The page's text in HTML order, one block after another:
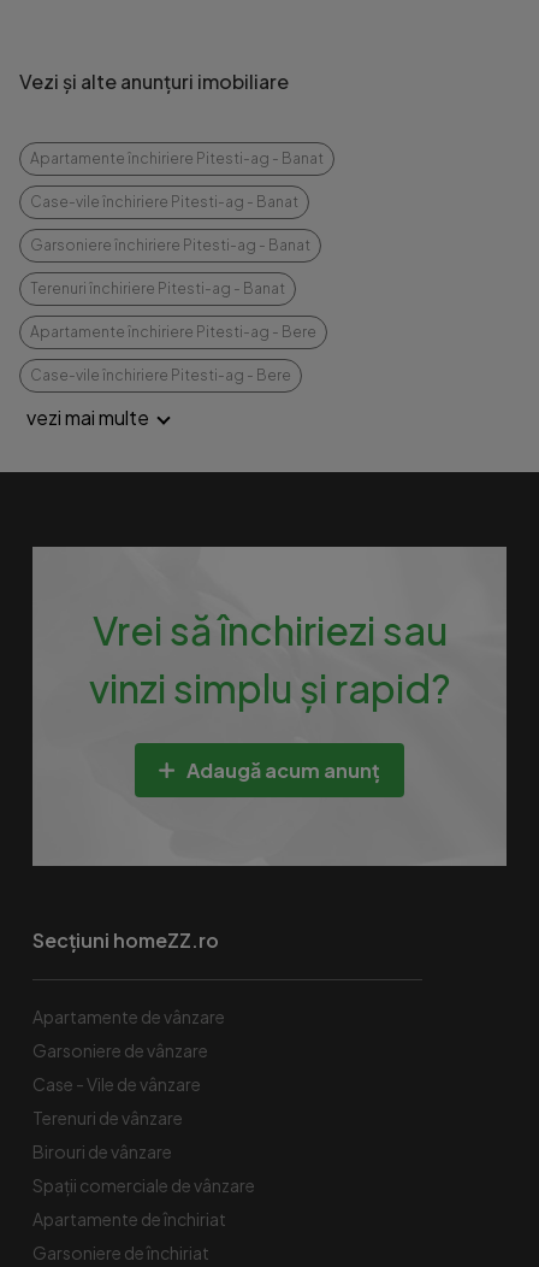
Vezi și alte anunțuri imobiliare
Apartamente închiriere Pitesti-ag - Banat
Case-vile închiriere Pitesti-ag - Banat
Garsoniere închiriere Pitesti-ag - Banat
Terenuri închiriere Pitesti-ag - Banat
Apartamente închiriere Pitesti-ag - Bere
Case-vile închiriere Pitesti-ag - Bere
vezi mai multe
Vrei să închiriezi sau
vinzi simplu și rapid?
Adaugă acum anunț
Secțiuni homeZZ.ro
Apartamente de vânzare
Garsoniere de vânzare
Case - Vile de vânzare
Terenuri de vânzare
Birouri de vânzare
Spaţii comerciale de vânzare
Apartamente de închiriat
Garsoniere de închiriat